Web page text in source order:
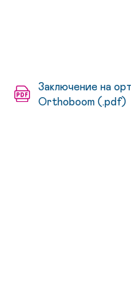
Заключение на
Orthoboom (.pdf)